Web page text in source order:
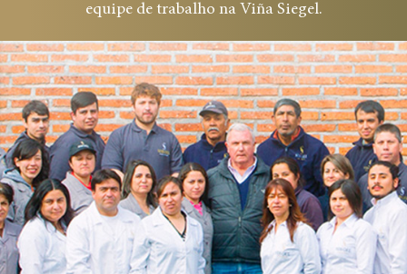
equipe de trabalho na Viña Siegel.